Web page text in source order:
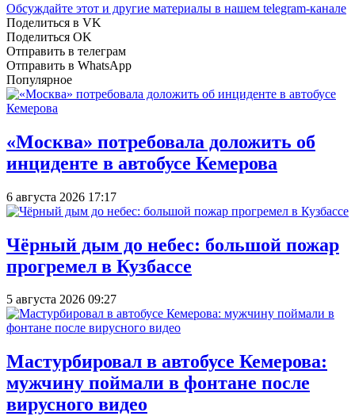
Обсуждайте этот и другие материалы в нашем telegram-канале
Поделиться в VK
Поделиться OK
Отправить в телеграм
Отправить в WhatsApp
Популярное
«Москва» потребовала доложить об
инциденте в автобусе Кемерова
6 августа 2026 17:17
Чёрный дым до небес: большой пожар
прогремел в Кузбассе
5 августа 2026 09:27
Мастурбировал в автобусе Кемерова:
мужчину поймали в фонтане после
вирусного видео